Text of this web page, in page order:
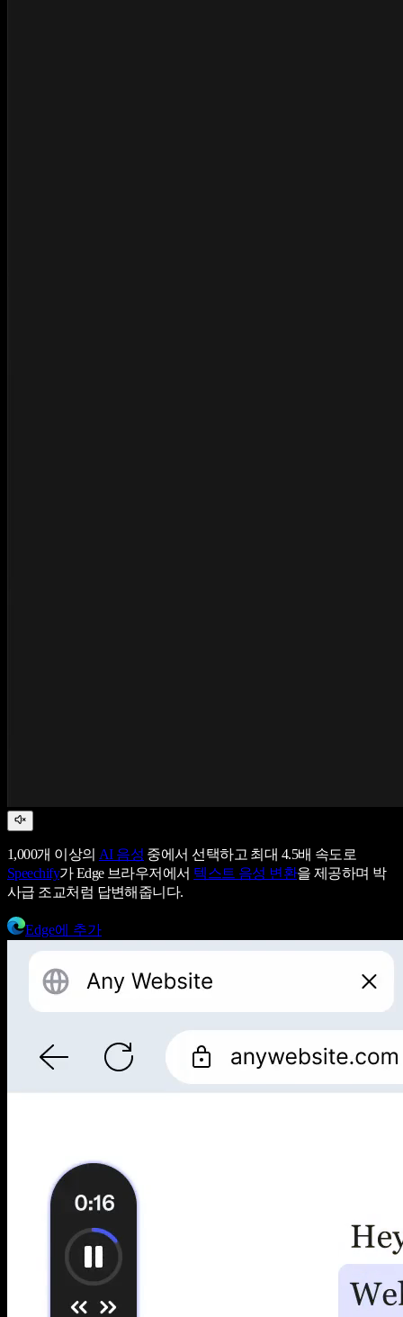
1,000개 이상의 AI 음성 중에서 선택하고 최대 4.5배 속도로
Speechify가 Edge 브라우저에서 텍스트 음성 변환을 제공하며 박
사급 조교처럼 답변해줍니다.
Edge에 추가